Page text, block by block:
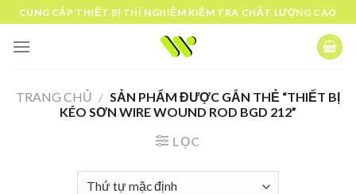
Skip
to
content
CUNG CẤP THIẾT BỊ THÍ NGHIỆM KIỂM TRA CHẤT LƯỢNG CAO
TRANG CHỦ / SẢN PHẨM ĐƯỢC GẮN THẺ “THIẾT BỊ
KÉO SƠN WIRE WOUND ROD BGD 212”
LỌC